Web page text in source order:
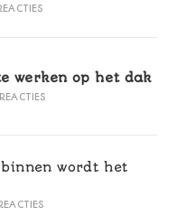
werken op het dak
wordt het